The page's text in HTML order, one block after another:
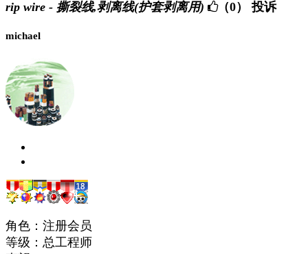
rip wire - 撕裂线,剥离线(护套剥离用) （0） 投诉
michael
角色：注册会员
等级：总工程师